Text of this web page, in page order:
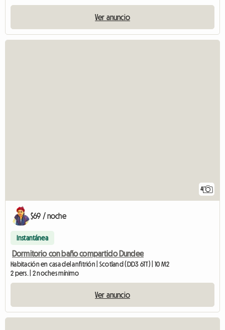
Ver anuncio
4
$69 / noche
Instantánea
Dormitorio con baño compartido Dundee
Habitación en casa del anfitrión | Scotland (DD3 6TT) | 10 M2
2 pers. | 2 noches mínimo
Ver anuncio